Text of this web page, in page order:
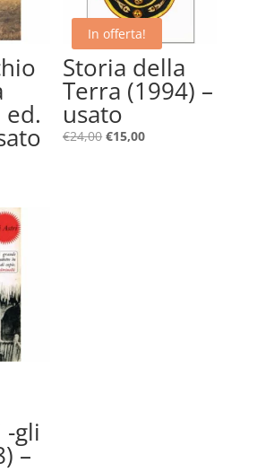
ed.
In offerta!
Storia della
Terra (1994) –
usato
€24,00 Il
€15,00Il
gli
–